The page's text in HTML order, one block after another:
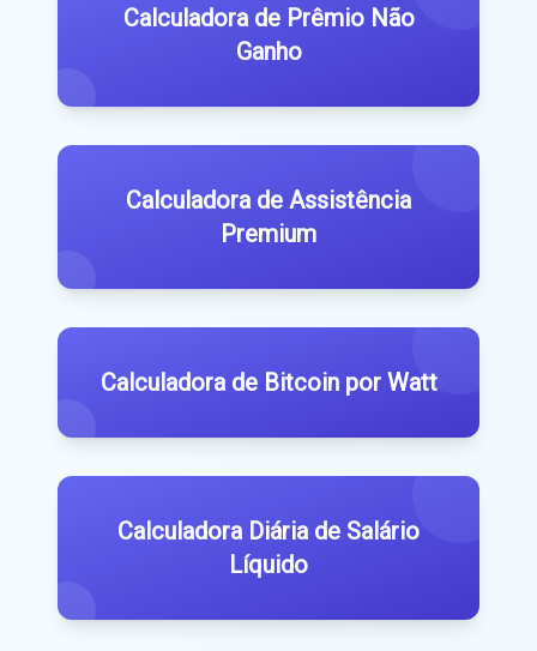
Calculadora de Prêmio Não
Ganho
Calculadora de Assistência
Premium
Calculadora de Bitcoin por Watt
Calculadora Diária de Salário
Líquido